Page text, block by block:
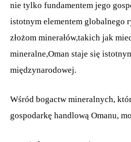
nie tylko fundamentem jego
istotnym elementem globalnego
złożom minerałów,takich jak
mineralne,Oman staje się
międzynarodowej.
Wśród bogactw mineralnych,
gospodarkę handlową Omanu,